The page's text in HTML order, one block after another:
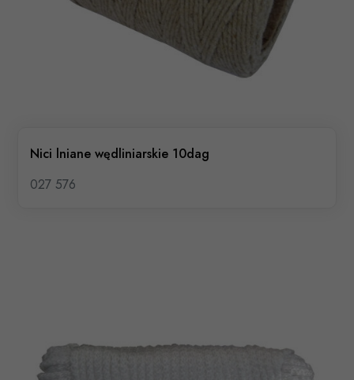
Nici lniane wędliniarskie 10dag
027 576